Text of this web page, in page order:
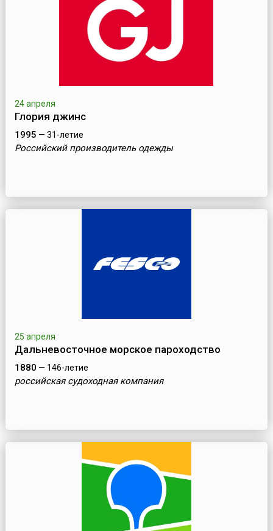
24 апреля
Глория джинс
1995 — 31-летие
Российский производитель одежды
25 апреля
Дальневосточное морское пароходство
1880 — 146-летие
российская судоходная компания